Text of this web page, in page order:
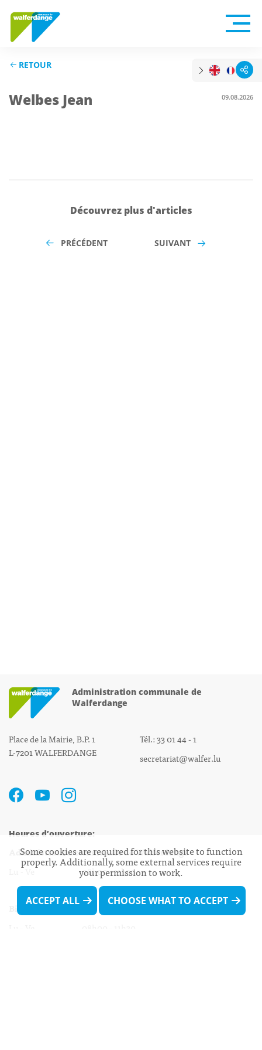
RETOUR
Welbes Jean 09.08.2026
Découvrez plus d'articles
PRÉCÉDENT SUIVANT
Administration communale de
Walferdange
Place de la Mairie, B.P. 1
L-7201 WALFERDANGE
Tél.: 33 01 44 - 1
secretariat@walfer.lu
Heures d’ouverture:
Administration communale de Walferdange
Lu - Ve 08h00 - 11h30
13h30 - 16h00
Biergercenter
Some cookies are required for this website to function
properly. Additionally, some external services require
your permission to work.
ACCEPT ALL CHOOSE WHAT TO ACCEPT